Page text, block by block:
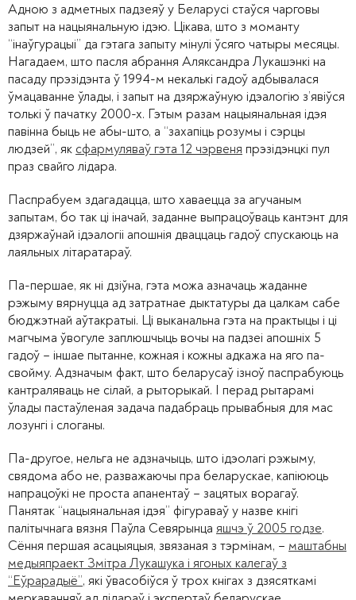
Адною з адметных падзеяў у Беларусі стаўся чарговы
запыт на нацыянальную ідэю. Цікава, што з моманту
“інаўгурацыі” да гэтага запыту мінулі ўсяго чатыры месяцы.
Нагадаем, што пасля абрання Аляксандра Лукашэнкі на
пасаду прэзідэнта ў 1994-м некалькі гадоў адбывалася
ўмацаванне ўлады, і запыт на дзяржаўную ідэалогію з’явіўся
толькі ў пачатку 2000-х. Гэтым разам нацыянальная ідэя
павінна быць не абы-што, а “захапіць розумы і сэрцы
людзей”, як сфармуляваў гэта 12 чэрвеня прэзідэнцкі пул
праз свайго лідара.
Паспрабуем здагадацца, што хаваецца за агучаным
запытам, бо так ці іначай, заданне выпрацоўваць кантэнт для
дзяржаўнай ідэалогіі апошнія дваццаць гадоў спускаюць на
лаяльных літаратараў.
Па-першае, як ні дзіўна, гэта можа азначаць жаданне
рэжыму вярнуцца ад затратнае дыктатуры да цалкам сабе
бюджэтнай аўтакратыі. Ці выканальна гэта на практыцы і ці
магчыма ўвогуле заплюшчыць вочы на падзеі апошніх 5
гадоў – іншае пытанне, кожная і кожны адкажа на яго па-
свойму. Адзначым факт, што беларусаў ізноў паспрабуюць
кантраляваць не сілай, а рыторыкай. І перад рытарамі
ўлады пастаўленая задача падабраць прывабныя для мас
лозунгі і слоганы.
Па-другое, нельга не адзначыць, што ідэолагі рэжыму,
свядома або не, разважаючы пра беларускае, капіююць
напрацоўкі не проста апанентаў – зацятых ворагаў.
Панятак “нацыянальная ідэя” фігураваў у назве кнігі
палітычнага вязня Паўла Севярынца яшчэ ў 2005 годзе.
Сёння першая асацыяцыя, звязаная з тэрмінам, – маштабны
медыяпраект Змітра Лукашука і ягоных калегаў з
“Еўрарадыё”, які ўвасобіўся ў трох кнігах з дзясяткамі